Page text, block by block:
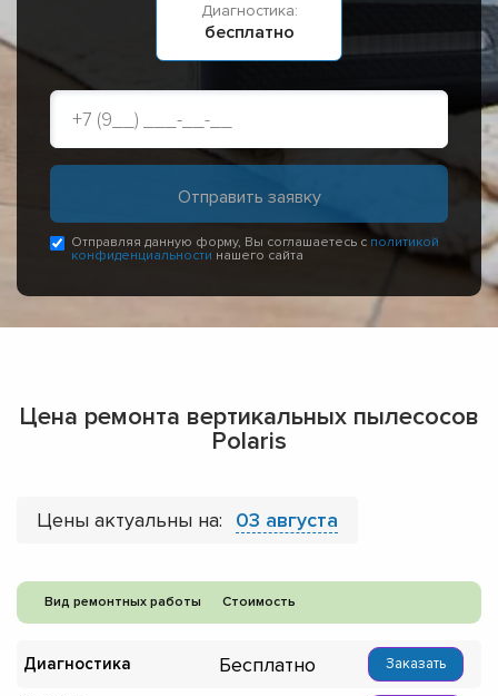
Диагностика:
бесплатно
Отправляя данную форму, Вы соглашаетесь с политикой
конфиденциальности нашего сайта
Цена ремонта вертикальных пылесосов
Polaris
Цены актуальны на: 03 августа
Вид ремонтных работы Стоимость
Диагностика Бесплатно Заказать